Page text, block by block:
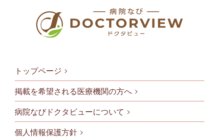
フッタメニ
トップページ
掲載を希望される医療機関の方へ
病院なびドクタビューについて
個人情報保護方針